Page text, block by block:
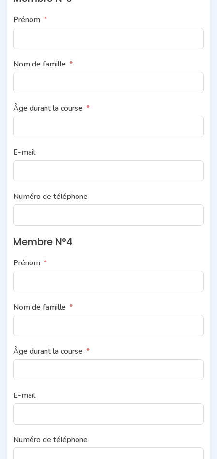
Prénom
Nom de famille
Âge durant la course
E-mail
Numéro de téléphone
Membre N°4
Prénom
Nom de famille
Âge durant la course
E-mail
Numéro de téléphone